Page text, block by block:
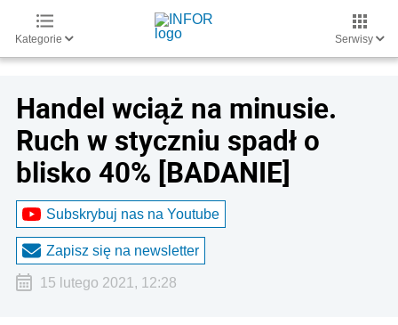
Kategorie Serwisy
Handel wciąż na minusie.
Ruch w styczniu spadł o
blisko 40% [BADANIE]
Subskrybuj nas na Youtube
Zapisz się na newsletter
15 lutego 2021, 12:28